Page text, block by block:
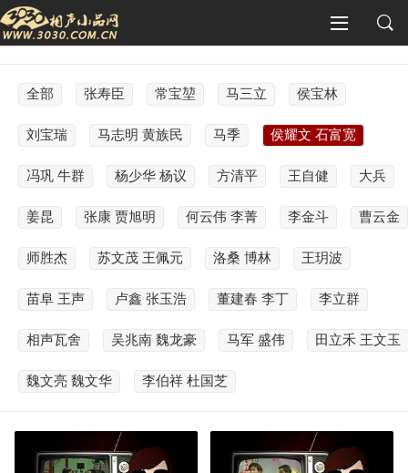
全部 张寿臣 常宝堃 马三立 侯宝林
刘宝瑞 马志明 黄族民 马季 侯耀文 石富宽
冯巩 牛群 杨少华 杨议 方清平 王自健 大兵
姜昆 张康 贾旭明 何云伟 李菁 李金斗 曹云金
师胜杰 苏文茂 王佩元 洛桑 博林 王玥波
苗阜 王声 卢鑫 张玉浩 董建春 李丁 李立群
相声瓦舍 吴兆南 魏龙豪 马军 盛伟 田立禾 王文玉
魏文亮 魏文华 李伯祥 杜国芝